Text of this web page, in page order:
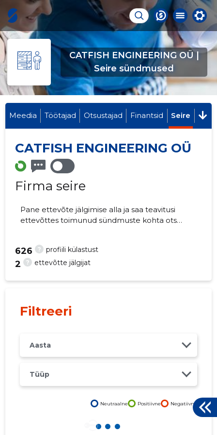
CATFISH ENGINEERING OÜ |
Seire sündmused
Meedia Töötajad Otsustajad Finantsid Seire
CATFISH ENGINEERING OÜ
Firma seire
Pane ettevõte jälgimise alla ja saa teavitusi
ettevõttes toimunud sündmuste kohta otse
? profiili külastust
626
? ettevõtte jälgijat
2
Filtreeri
Aasta
Tüüp
Neutraalne Positiivne Negatiivne